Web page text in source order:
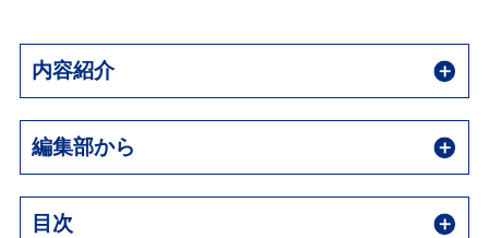
内容紹介
編集部から
目次